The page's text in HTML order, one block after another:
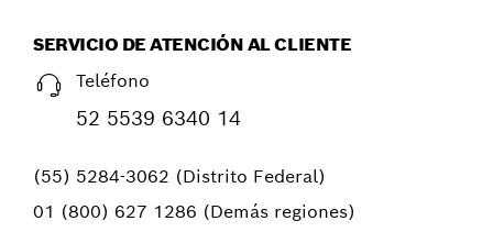
SERVICIO DE ATENCIÓN AL CLIENTE
Teléfono
52 5539 6340 14
(55) 5284-3062 (Distrito Federal)
01 (800) 627 1286 (Demás regiones)